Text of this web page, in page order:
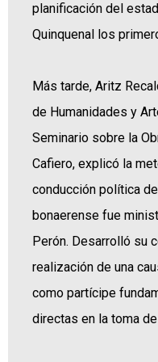
planificación del
Quinquenal los
Más tarde, Aritz
de Humanidades y
Seminario sobre la
Cafiero, explicó la
conducción política
bonaerense fue
Perón. Desarrolló su
realización de una
como partícipe
directas en la toma